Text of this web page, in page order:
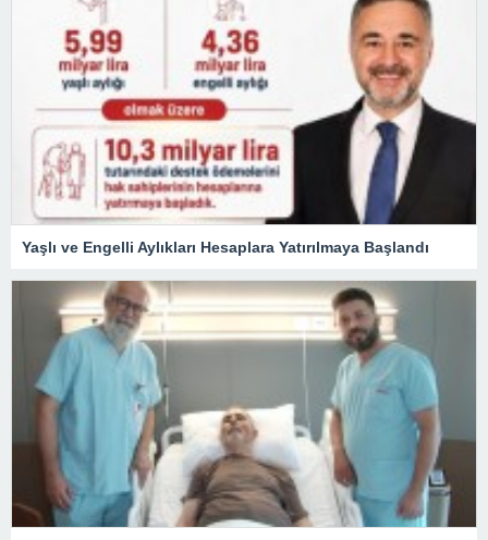
Yaşlı ve Engelli Aylıkları Hesaplara Yatırılmaya Başlandı